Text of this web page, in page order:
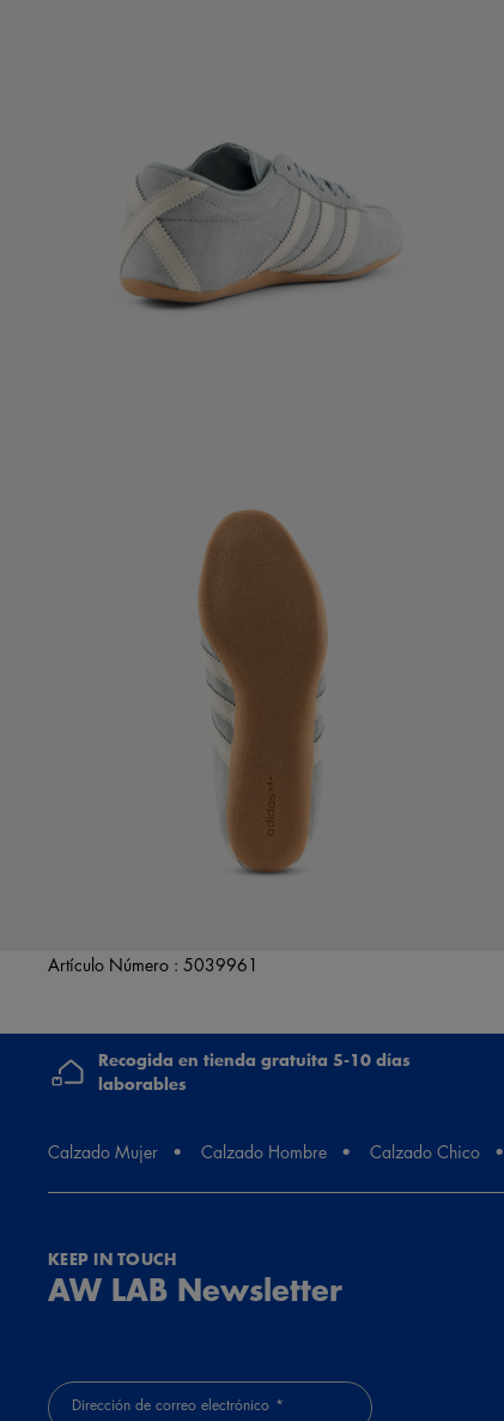
Artículo Número : 5039961
Recogida en tienda gratuita 5-10 días
laborables
Calzado Mujer Calzado Hombre Calzado Chico
KEEP IN TOUCH
AW LAB Newsletter
Dirección de correo electrónico